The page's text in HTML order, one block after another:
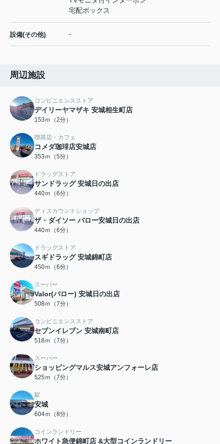
宅配ボックス
設備(その他) -
周辺施設
コンビニエンスストア
デイリーヤマザキ 安城相生町店
153ｍ（2分）
喫茶店・カフェ
コメダ珈琲店安城店
353ｍ（5分）
ドラッグストア
サンドラッグ 安城日の出店
440ｍ（6分）
ディスカウントショップ
ザ・ダイソー バロー安城日の出店
440ｍ（6分）
ドラッグストア
スギドラッグ 安城錦町店
450ｍ（6分）
スーパー
Valor(バロー) 安城日の出店
508ｍ（7分）
コンビニエンスストア
セブンイレブン 安城南町店
518ｍ（7分）
スーパー
ショッピングマルス安城アンフォーレ店
525ｍ（7分）
駅
安城
604ｍ（8分）
コインランドリー
ホワイト急便錦町店 &大型コインランドリー